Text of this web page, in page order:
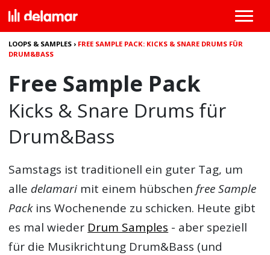
LOOPS & SAMPLES › FREE SAMPLE PACK: KICKS & SNARE DRUMS FÜR
DRUM&BASS
Free Sample Pack
Kicks & Snare Drums für
Drum&Bass
Samstags ist traditionell ein guter Tag, um
alle delamari mit einem hübschenfree Sample
Packins Wochenende zu schicken. Heute gibt
es mal wieder Drum Samples - aber speziell
für die Musikrichtung Drum&Bass (und